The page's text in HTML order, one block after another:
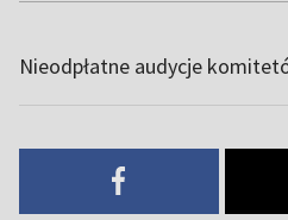
Nieodpłatne audycje